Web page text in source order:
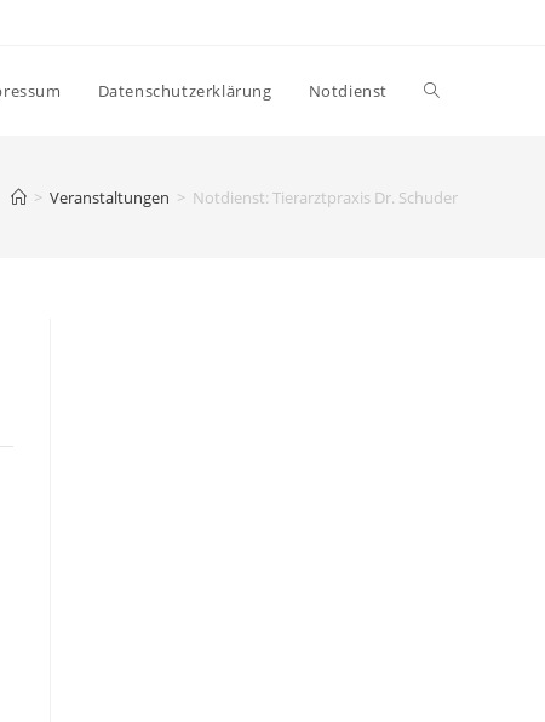
Datenschutzerklärung Notdienst
> Veranstaltungen > Notdienst: Tierarztpraxis Dr. Schuder